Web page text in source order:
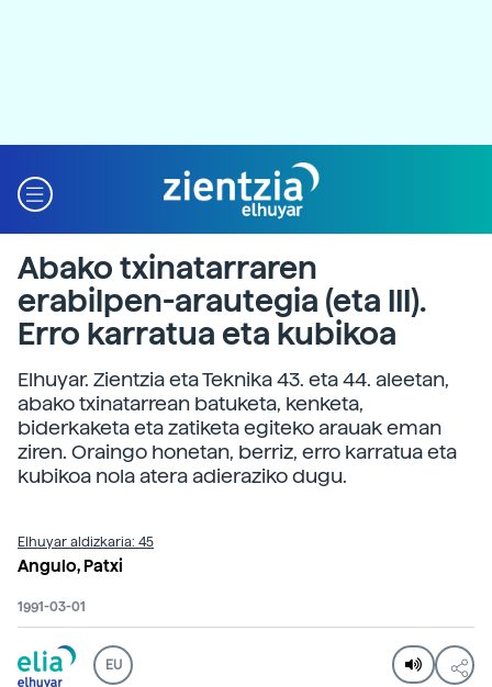
Abako txinatarraren
erabilpen-arautegia (eta III).
Erro karratua eta kubikoa
Elhuyar. Zientzia eta Teknika 43. eta 44. aleetan,
abako txinatarrean batuketa, kenketa,
biderkaketa eta zatiketa egiteko arauak eman
ziren. Oraingo honetan, berriz, erro karratua eta
kubikoa nola atera adieraziko dugu.
Elhuyar aldizkaria: 45
Angulo, Patxi
1991-03-01
EU